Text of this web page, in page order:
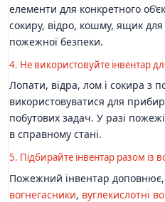
елементи для конкретного
сокиру, відро, кошму, ящик для
пожежної безпеки.
4. Не використовуйте інвентар
Лопати, відра, лом і сокира з
використовуватися для
побутових задач. У разі
в справному стані.
5. Підбирайте інвентар разом із
Пожежний інвентар
вогнегасники, вуглекислотні